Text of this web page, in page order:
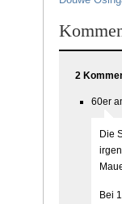
2
60er
Die
Bei